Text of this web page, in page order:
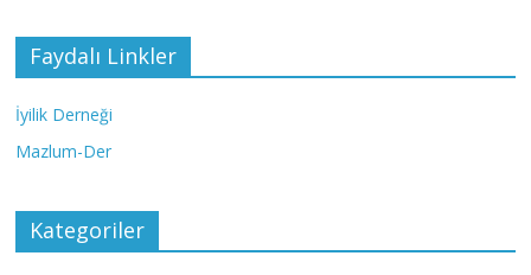
Faydalı Linkler
İyilik Derneği
Mazlum-Der
Kategoriler